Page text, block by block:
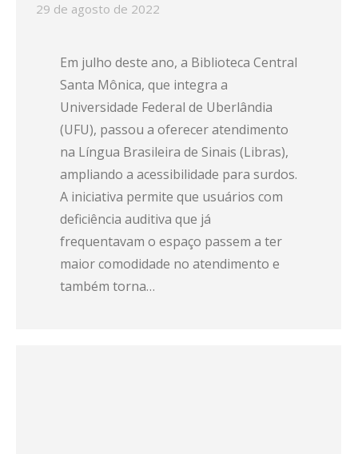
29 de agosto de 2022
Em julho deste ano, a Biblioteca Central
Santa Mônica, que integra a
Universidade Federal de Uberlândia
(UFU), passou a oferecer atendimento
na Língua Brasileira de Sinais (Libras),
ampliando a acessibilidade para surdos.
A iniciativa permite que usuários com
deficiência auditiva que já
frequentavam o espaço passem a ter
maior comodidade no atendimento e
também torna…